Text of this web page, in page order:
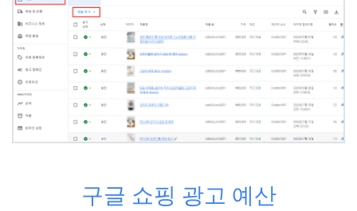
구글 쇼핑 광고 예산